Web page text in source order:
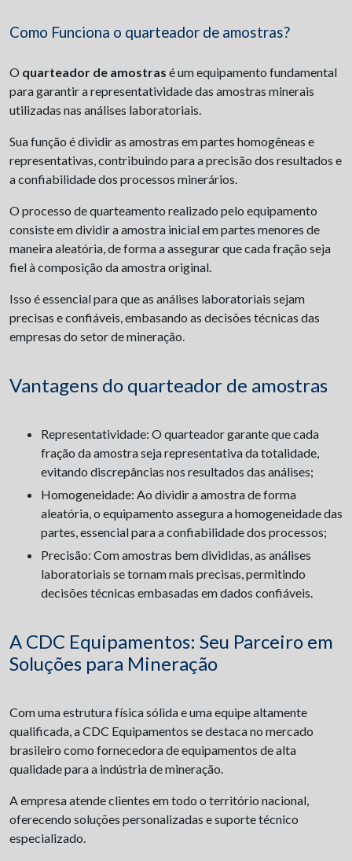
Como Funciona o quarteador de amostras?
O quarteador de amostras é um equipamento fundamental
para garantir a representatividade das amostras minerais
utilizadas nas análises laboratoriais.
Sua função é dividir as amostras em partes homogêneas e
representativas, contribuindo para a precisão dos resultados e
a confiabilidade dos processos minerários.
O processo de quarteamento realizado pelo equipamento
consiste em dividir a amostra inicial em partes menores de
maneira aleatória, de forma a assegurar que cada fração seja
fiel à composição da amostra original.
Isso é essencial para que as análises laboratoriais sejam
precisas e confiáveis, embasando as decisões técnicas das
empresas do setor de mineração.
Vantagens do quarteador de amostras
Representatividade: O quarteador garante que cada
fração da amostra seja representativa da totalidade,
evitando discrepâncias nos resultados das análises;
Homogeneidade: Ao dividir a amostra de forma
aleatória, o equipamento assegura a homogeneidade das
partes, essencial para a confiabilidade dos processos;
Precisão: Com amostras bem divididas, as análises
laboratoriais se tornam mais precisas, permitindo
decisões técnicas embasadas em dados confiáveis.
A CDC Equipamentos: Seu Parceiro em
Soluções para Mineração
Com uma estrutura física sólida e uma equipe altamente
qualificada, a CDC Equipamentos se destaca no mercado
brasileiro como fornecedora de equipamentos de alta
qualidade para a indústria de mineração.
A empresa atende clientes em todo o território nacional,
oferecendo soluções personalizadas e suporte técnico
especializado.